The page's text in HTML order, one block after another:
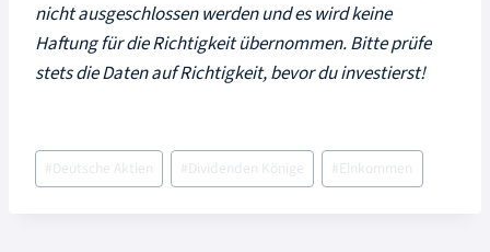
nicht ausgeschlossen werden und es wird keine
Haftung für die Richtigkeit übernommen. Bitte prüfe
stets die Daten auf Richtigkeit, bevor du investierst!
Schlagworte:
# Deutsche Aktien # Dividenden Könige # Einkommen